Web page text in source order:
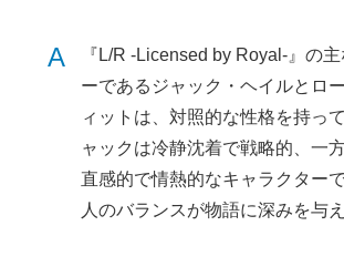
A
『L/R -Licensed by Royal-』の
ーであるジャック・ヘイルとロ
ィットは、対照的な性格を持っ
ャックは冷静沈着で戦略的、一
直感的で情熱的なキャラクター
人のバランスが物語に深みを与